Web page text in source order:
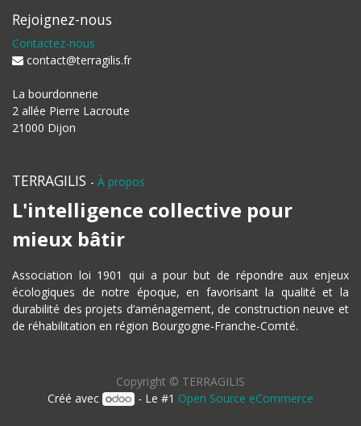
Rejoignez-nous
Contactez-nous
contact@terragilis.fr
La bourdonnerie
2 allée Pierre Lacroute
21000 Dijon
TERRAGILIS - À propos
L'intelligence collective pour
mieux bâtir
Association loi 1901 qui a pour but de répondre aux enjeux
écologiques de notre époque, en favorisant la qualité et la
durabilité des projets d’aménagement, de construction neuve et
de réhabilitation en région Bourgogne-Franche-Comté.
Copyright © TERRAGILIS
Créé avec
- Le #1 Open Source eCommerce